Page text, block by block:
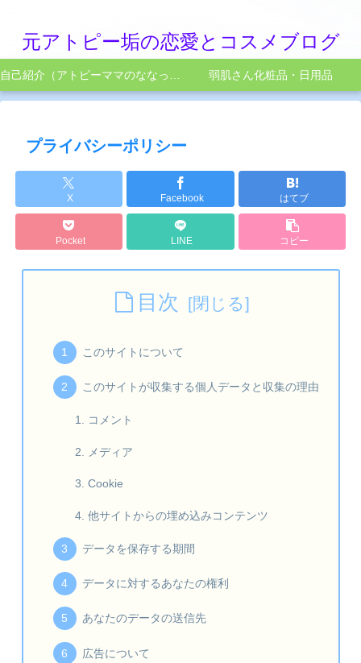
元アトピー垢の恋愛とコスメブログ
弱肌さん化粧品・日用品
プライバシーポリシー
X Facebook はてブ
Pocket LINE コピー
目次
このサイトについて
このサイトが収集する個人データと収集の理由
コメント
メディア
Cookie
他サイトからの埋め込みコンテンツ
データを保存する期間
データに対するあなたの権利
あなたのデータの送信先
広告について